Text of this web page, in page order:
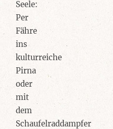
Seele:
Per
Fähre
ins
kulturreiche
Pirna
oder
mit
dem
Schaufelraddampfer